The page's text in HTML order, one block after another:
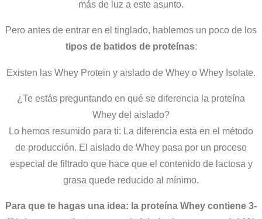
más de luz a este asunto.
Pero antes de entrar en el tinglado, hablemos un poco de los
tipos de batidos de proteínas:
Existen las Whey Protein y aislado de Whey o Whey Isolate.
¿Te estás preguntando en qué se diferencia la proteína
Whey del aislado?
Lo hemos resumido para ti: La diferencia esta en el método
de producción. El aislado de Whey pasa por un proceso
especial de filtrado que hace que el contenido de lactosa y
grasa quede reducido al mínimo.
Para que te hagas una idea: la proteína Whey contiene 3-